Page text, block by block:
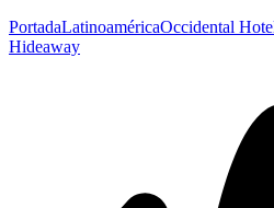
PortadaLatinoaméricaOccidental
Hideaway